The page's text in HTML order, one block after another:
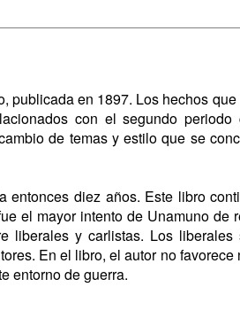
publicada en 1897. Los hechos que
con el segundo periodo
de temas y estilo que se
entonces diez años. Este libro
el mayor intento de Unamuno de
liberales y carlistas. Los liberales
En el libro, el autor no favorece
entorno de guerra.